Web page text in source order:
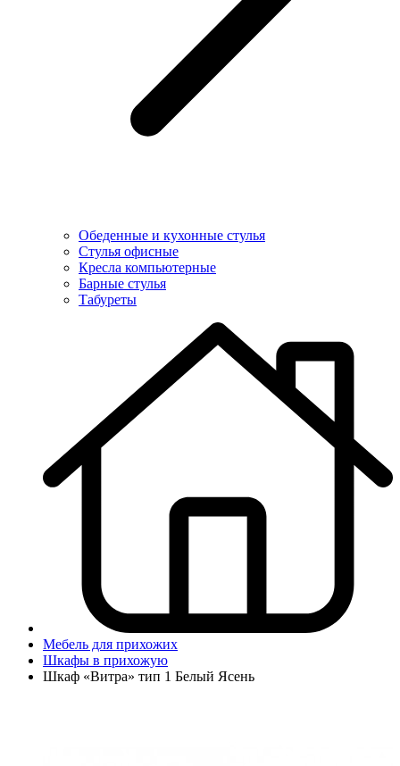
Обеденные и кухонные стулья
Стулья офисные
Кресла компьютерные
Барные стулья
Табуреты
Мебель для прихожих
Шкафы в прихожую
Шкаф «Витра» тип 1 Белый Ясень